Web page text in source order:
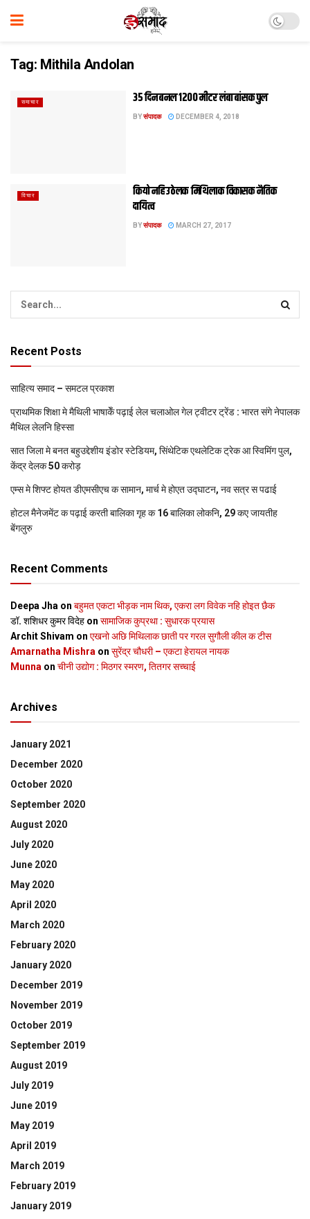
Tag: Mithila Andolan
समाचार 35 दिन बनल 1200 मीटर लंबा बांसक पुल
BYसंपादक DECEMBER 4, 2018
विचार
कियो नहि उठेलक मिथिलाक विकासक नैतिक
दायित्व
BYसंपादक MARCH 27, 2017
Recent Posts
साहित्य समाद – समटल प्रकाश
प्राथमिक शि‍क्षा मे मैथि‍ली भाषाकेँ पढ़ाई लेल चलाओल गेल ट्वीटर ट्रेंड : भारत संगे नेपालक
मैथिल लेलनि हिस्सा
सात जिला मे बनत बहुउद्देशीय इंडोर स्‍टेडि‍यम, सिंथेटिक एथलेटिक ट्रेक आ स्विमिंग पुल,
केंद्र देलक 50 करोड़
एम्स मे शिफ्ट होयत डीएमसीएच क सामान, मार्च मे होएत उद्घाटन, नव सत्र स पढाई
होटल मैनेजमेंट क पढ़ाई करती बालिका गृह क 16 बालिका लोकनि, 29 कए जायतीह
बेंगलुरु
Recent Comments
Deepa Jha on बहुमत एकटा भीड़क नाम थिक, एकरा लग विवेक नहि होइत छैक
डॉ. शशिधर कुमर विदेह on सामाजिक कुप्रथा : सुधारक प्रयास
Archit Shivam on एखनो अछि मिथिलाक छाती पर गरल सुगौली कील क टीस
Amarnatha Mishra on सुरेंद्र चौधरी – एकटा हेरायल नायक
Munna on चीनी उद्योग : मिठगर स्‍मरण, तितगर सच्‍चाई
Archives
January 2021
December 2020
October 2020
September 2020
August 2020
July 2020
June 2020
May 2020
April 2020
March 2020
February 2020
January 2020
December 2019
November 2019
October 2019
September 2019
August 2019
July 2019
June 2019
May 2019
April 2019
March 2019
February 2019
January 2019